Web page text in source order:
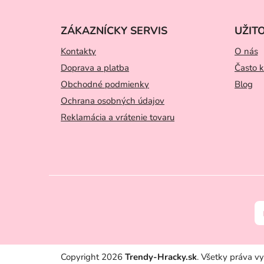
ZÁKAZNÍCKY SERVIS
Kontakty
Doprava a platba
Obchodné podmienky
Ochrana osobných údajov
Reklamácia a vrátenie tovaru
O nás
Často
Blog
Copyright 2026 Trendy-Hracky.sk. Všetky práva